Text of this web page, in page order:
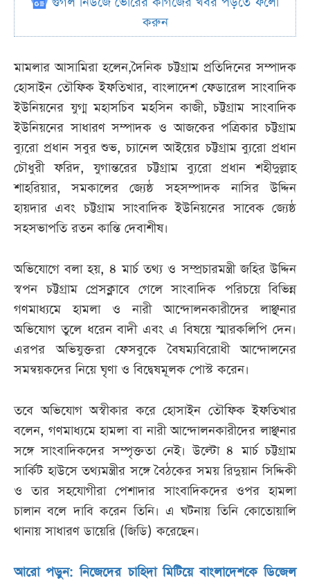
করুন
মামলার আসামিরা হলেন,দৈনিক চট্টগ্রাম প্রতিদিনের সম্পাদক
হোসাইন তৌফিক ইফতিখার, বাংলাদেশ ফেডারেল সাংবাদিক
ইউনিয়নের যুগ্ম মহাসচিব মহসিন কাজী, চট্টগ্রাম সাংবাদিক
ইউনিয়নের সাধারণ সম্পাদক ও আজকের পত্রিকার চট্টগ্রাম
ব্যুরো প্রধান সবুর শুভ, চ্যানেল আইয়ের চট্টগ্রাম ব্যুরো প্রধান
চৌধুরী ফরিদ, যুগান্তরের চট্টগ্রাম ব্যুরো প্রধান শহীদুল্লাহ
শাহরিয়ার, সমকালের জ্যেষ্ঠ সহসম্পাদক নাসির উদ্দিন
হায়দার এবং চট্টগ্রাম সাংবাদিক ইউনিয়নের সাবেক জ্যেষ্ঠ
সহসভাপতি রতন কান্তি দেবাশীষ।
অভিযোগে বলা হয়, ৪ মার্চ তথ্য ও সম্প্রচারমন্ত্রী জহির উদ্দিন
স্বপন চট্টগ্রাম প্রেসক্লাবে গেলে সাংবাদিক পরিচয়ে বিভিন্ন
গণমাধ্যমে হামলা ও নারী আন্দোলনকারীদের লাঞ্ছনার
অভিযোগ তুলে ধরেন বাদী এবং এ বিষয়ে স্মারকলিপি দেন।
এরপর অভিযুক্তরা ফেসবুকে বৈষম্যবিরোধী আন্দোলনের
সমন্বয়কদের নিয়ে ঘৃণা ও বিদ্বেষমূলক পোস্ট করেন।
তবে অভিযোগ অস্বীকার করে হোসাইন তৌফিক ইফতিখার
বলেন, গণমাধ্যমে হামলা বা নারী আন্দোলনকারীদের লাঞ্ছনার
সঙ্গে সাংবাদিকদের সম্পৃক্ততা নেই। উল্টো ৪ মার্চ চট্টগ্রাম
সার্কিট হাউসে তথ্যমন্ত্রীর সঙ্গে বৈঠকের সময় রিদুয়ান সিদ্দিকী
ও তার সহযোগীরা পেশাদার সাংবাদিকদের ওপর হামলা
চালান বলে দাবি করেন তিনি। এ ঘটনায় তিনি কোতোয়ালি
থানায় সাধারণ ডায়েরি (জিডি) করেছেন।
আরো পড়ুন: নিজেদের চাহিদা মিটিয়ে বাংলাদেশকে ডিজেল